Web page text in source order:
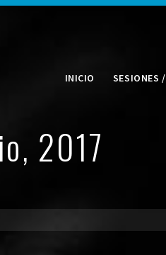
INICIO SESIONES
2017